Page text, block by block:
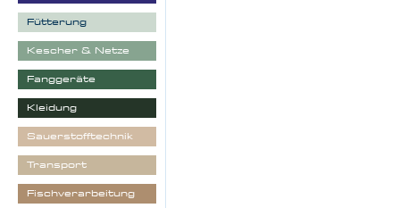
Fütterung
Kescher & Netze
Fanggeräte
Kleidung
Sauerstofftechnik
Transport
Fischverarbeitung